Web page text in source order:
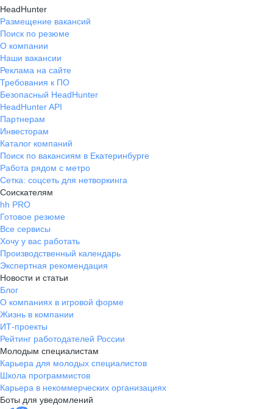
управлять командой делает работу
менеджера здесь очень интересной
и динамичной. Компания также
ценит и поддерживает своих
сотрудников, предоставляя
обучение и возможности для
карьерного роста. Кроме того, я
хотела бы отметить, что компания
имеет отличный коллектив,
который создает дружественную и
поддерживающую атмосферу.
Очень приятно работать в такой
команде, где каждый готов помочь
и поддержать друг друга.
Благодаря этому, работа
становится более приятной и
продуктивной. Так же постоянно
проводятся интересные обучения,
что повышает наши навыки.
Работа очень интересная, с
разнообразными видами задач. Я
очень довольна
HeadHunter
Размещение вакансий
Поиск по резюме
О компании
Наши вакансии
Реклама на сайте
Требования к ПО
Безопасный HeadHunter
HeadHunter API
Партнерам
Инвесторам
Каталог компаний
Поиск по вакансиям в Екатеринбурге
Работа рядом с метро
Сетка: соцсеть для нетворкинга
Соискателям
hh PRO
Готовое резюме
Все сервисы
Хочу у вас работать
Производственный календарь
Экспертная рекомендация
Новости и статьи
Блог
О компаниях в игровой форме
Жизнь в компании
ИТ-проекты
Рейтинг работодателей России
Молодым специалистам
Карьера для молодых специалистов
Школа программистов
Карьера в некоммерческих организациях
Боты для уведомлений